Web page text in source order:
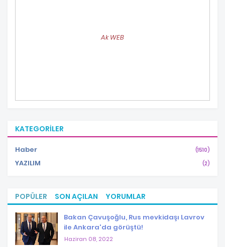
Ak WEB
KATEGORILER
Haber (1510)
YAZILIM (2)
POPÜLER SON AÇILAN YORUMLAR
Bakan Çavuşoğlu, Rus mevkidaşı Lavrov
ile Ankara'da görüştü!
Haziran 08, 2022